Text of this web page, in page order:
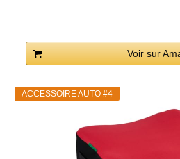
Voir sur
ACCESSOIRE AUTO #4